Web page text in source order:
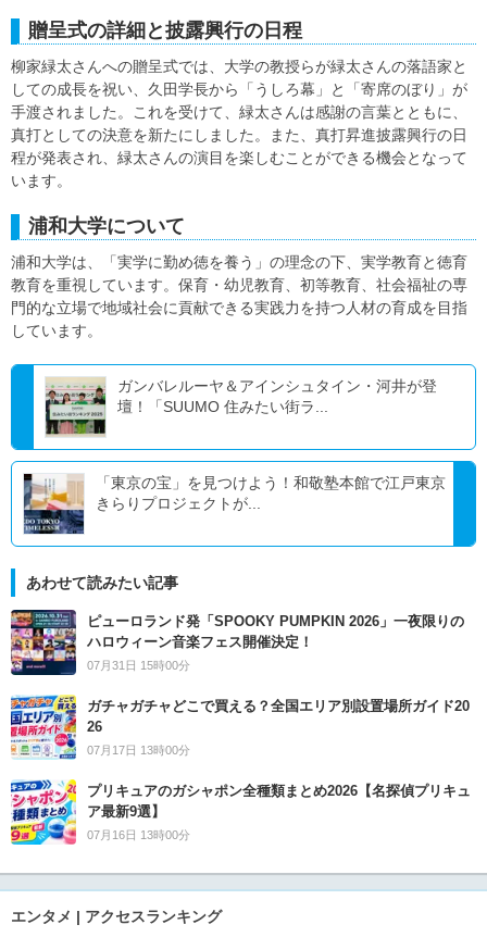
贈呈式の詳細と披露興行の日程
柳家緑太さんへの贈呈式では、大学の教授らが緑太さんの落語家と
しての成長を祝い、久田学長から「うしろ幕」と「寄席のぼり」が
手渡されました。これを受けて、緑太さんは感謝の言葉とともに、
真打としての決意を新たにしました。また、真打昇進披露興行の日
程が発表され、緑太さんの演目を楽しむことができる機会となって
います。
浦和大学について
浦和大学は、「実学に勤め徳を養う」の理念の下、実学教育と徳育
教育を重視しています。保育・幼児教育、初等教育、社会福祉の専
門的な立場で地域社会に貢献できる実践力を持つ人材の育成を目指
しています。
ガンバレルーヤ＆アインシュタイン・河井が登
壇！「SUUMO 住みたい街ラ...
「東京の宝」を見つけよう！和敬塾本館で江戸東京
きらりプロジェクトが...
あわせて読みたい記事
ピューロランド発「SPOOKY PUMPKIN 2026」一夜限りの
ハロウィーン音楽フェス開催決定！
07月31日 15時00分
ガチャガチャどこで買える？全国エリア別設置場所ガイド20
26
07月17日 13時00分
プリキュアのガシャポン全種類まとめ2026【名探偵プリキュ
ア最新9選】
07月16日 13時00分
エンタメ | アクセスランキング